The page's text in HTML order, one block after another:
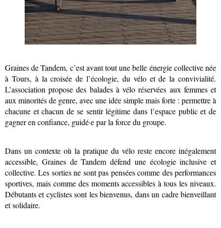
Graines de Tandem, c’est avant tout une belle énergie collective née
à Tours, à la croisée de l’écologie, du vélo et de la convivialité.
L’association propose des balades à vélo réservées aux femmes et
aux minorités de genre, avec une idée simple mais forte : permettre à
chacune et chacun de se sentir légitime dans l’espace public et de
gagner en confiance, guidé·e par la force du groupe.
Dans un contexte où la pratique du vélo reste encore inégalement
accessible, Graines de Tandem défend une écologie inclusive et
collective. Les sorties ne sont pas pensées comme des performances
sportives, mais comme des moments accessibles à tous les niveaux.
Débutants et cyclistes sont les bienvenus, dans un cadre bienveillant
et solidaire.